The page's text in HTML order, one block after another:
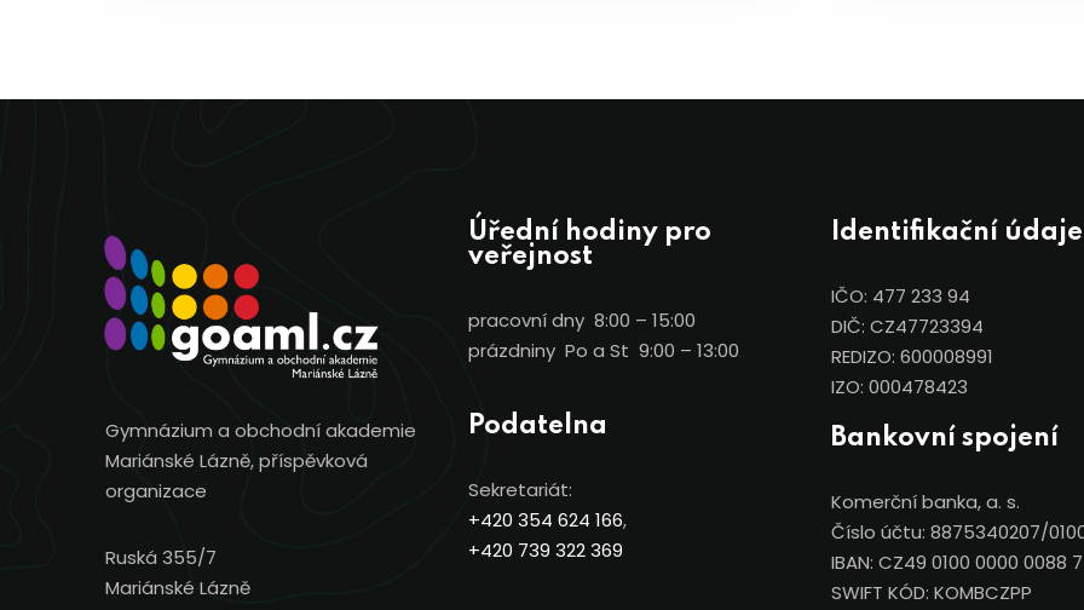
Gymnázium a obchodní akademie
Mariánské Lázně, příspěvková
organizace
Ruská 355/7
Mariánské Lázně
Úřední hodiny pro
veřejnost
pracovní dny 8:00 – 15:00
prázdniny Po a St 9:00 – 13:00
Podatelna
Sekretariát:
+420 354 624 166,
+420 739 322 369
Identifikační údaje
IČO: 477 233 94
DIČ: CZ47723394
REDIZO: 600008991
IZO: 000478423
Bankovní spojení
Komerční banka, a. s.
Číslo účtu: 8875340207/
IBAN: CZ49 0100 0000 0088
SWIFT KÓD: KOMBCZPP